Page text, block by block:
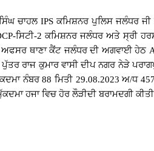
ਚਾਹਲ IPS ਕਮਿਸ਼ਨਰ ਪੁਲਿਸ ਜਲੰਧਰ
ਸਿਟੀ-2 ਕਮਿਸ਼ਨਰ ਜਲੰਧਰ ਅਤੇ ਸ੍ਰੀ
ਅਫਸਰ ਥਾਣਾ ਕੈਂਟ ਜਲੰਧਰ ਦੀ ਅਗਵਾਈ ਹੇਠ
ਰਾਜ ਕੁਮਾਰ ਵਾਸੀ ਦੀਪ ਨਗਰ ਨੇੜੇ
ਨੰਬਰ 88 ਮਿਤੀ 29.08.2023 ਅ/ਧ
ਹਜਾ ਵਿਚ ਹੋਰ ਲੌੜੀਦੀ ਬਰਾਮਦਗੀ ਕੀਤੀ